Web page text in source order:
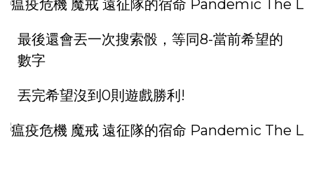
最後還會丟一次搜索骰，等同8-當前希望的
數字
丟完希望沒到0則遊戲勝利!